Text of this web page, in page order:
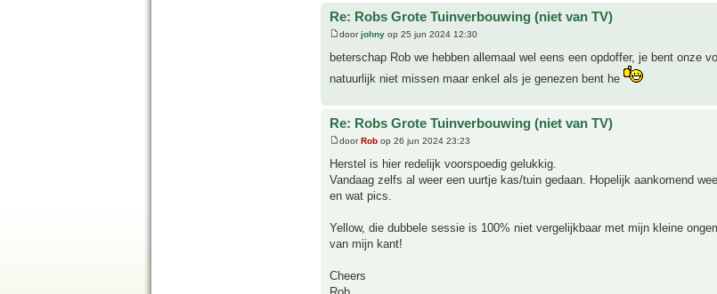
Re: Robs Grote Tuinverbouwing (niet van TV)
doorjohny op 25 jun 2024 12:30
beterschap Rob we hebben allemaal wel eens een opdoffer, je bent onze
natuurlijk niet missen maar enkel als je genezen bent he
Re: Robs Grote Tuinverbouwing (niet van TV)
doorRob op 26 jun 2024 23:23
Herstel is hier redelijk voorspoedig gelukkig.
Vandaag zelfs al weer een uurtje kas/tuin gedaan. Hopelijk aankomend
en wat pics.
Yellow, die dubbele sessie is 100% niet vergelijkbaar met mijn kleine
van mijn kant!
Cheers